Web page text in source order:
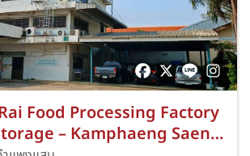
Food Processing Factory
– Kamphaeng Saen,